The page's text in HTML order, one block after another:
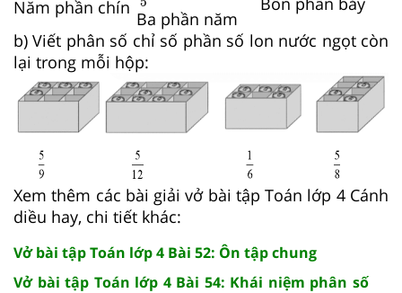
Năm phần chín
Ba phần năm
b) Viết phân số chỉ số phần số lon nước ngọt còn
lại trong mỗi hộp:
Xem thêm các bài giải vở bài tập Toán lớp 4 Cánh
diều hay, chi tiết khác:
Vở bài tập Toán lớp 4 Bài 52: Ôn tập chung
Vở bài tập Toán lớp 4 Bài 54: Khái niệm phân số